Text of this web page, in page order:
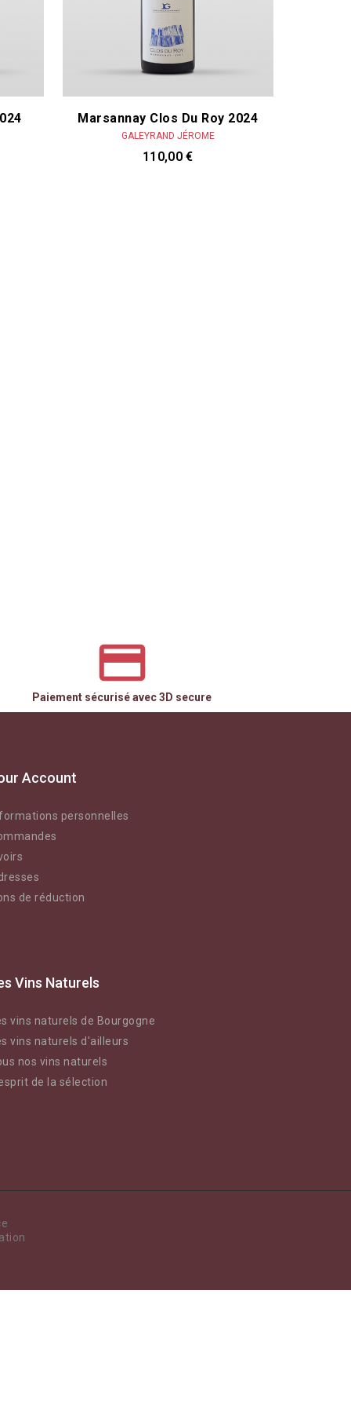
Tripoz Céline & Laurent
Wolber Bastian
Marsannay Clos Du Roy 2024
GALEYRAND JÉROME
110,00 €
Paiement sécurisé avec 3D secure
Account
personnelles
de réduction
Vins Naturels
vins naturels de Bourgogne
vins naturels d'ailleurs
nos vins naturels
de la sélection